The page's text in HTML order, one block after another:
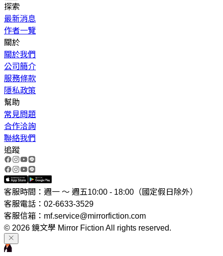
探索
最新消息
作者一覽
關於
關於我們
公司簡介
服務條款
隱私政策
幫助
常見問題
合作洽詢
聯絡我們
追蹤
客服時間：週一 ～ 週五10:00 - 18:00（國定假日除外）
客服電話：02-6633-3529
客服信箱：mf.service@mirrorfiction.com
© 2026 鏡文學 Mirror Fiction All rights reserved.